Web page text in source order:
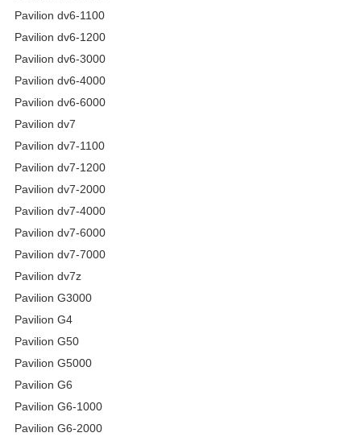
Pavilion dv6-1100
Pavilion dv6-1200
Pavilion dv6-3000
Pavilion dv6-4000
Pavilion dv6-6000
Pavilion dv7
Pavilion dv7-1100
Pavilion dv7-1200
Pavilion dv7-2000
Pavilion dv7-4000
Pavilion dv7-6000
Pavilion dv7-7000
Pavilion dv7z
Pavilion G3000
Pavilion G4
Pavilion G50
Pavilion G5000
Pavilion G6
Pavilion G6-1000
Pavilion G6-2000